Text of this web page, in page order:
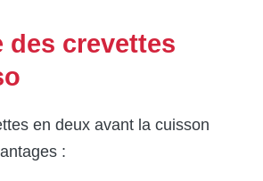
des crevettes
en deux avant la cuisson
: